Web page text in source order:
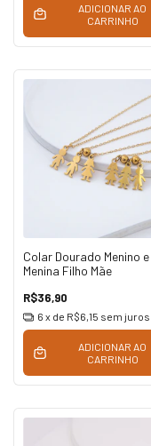
ADICIONAR AO
CARRINHO
Colar Dourado Menino e
Menina Filho Mãe
R$36,90
6 x de R$6,15 sem juros
ADICIONAR AO
CARRINHO